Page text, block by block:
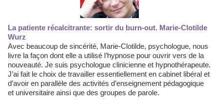
La patiente récalcitrante: sortir du burn-out. Marie-Clotilde
Wurz
Avec beaucoup de sincérité, Marie-Clotilde, psychologue, nous
livre la façon dont elle a utilisé l’hypnose pour ouvrir vers de la
nouveauté. Je suis psychologue clinicienne et hypnothérapeute.
J’ai fait le choix de travailler essentiellement en cabinet libéral et
d’avoir en parallèle des activités d’enseignement pédagogique
et universitaire ainsi que des groupes de parole.